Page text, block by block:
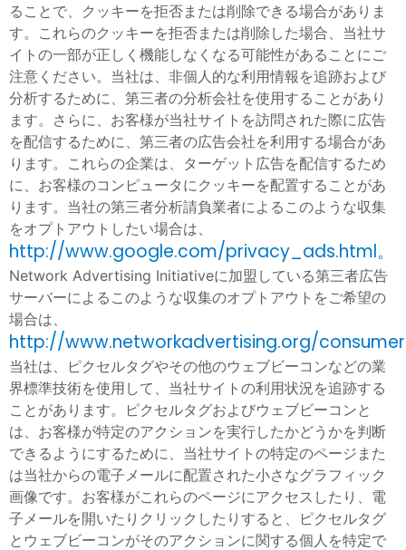
ることで、クッキーを拒否または削除できる場合がありま
す。これらのクッキーを拒否または削除した場合、当社サ
イトの一部が正しく機能しなくなる可能性があることにご
注意ください。当社は、非個人的な利用情報を追跡および
分析するために、第三者の分析会社を使用することがあり
ます。さらに、お客様が当社サイトを訪問された際に広告
を配信するために、第三者の広告会社を利用する場合があ
ります。これらの企業は、ターゲット広告を配信するため
に、お客様のコンピュータにクッキーを配置することがあ
ります。当社の第三者分析請負業者によるこのような収集
をオプトアウトしたい場合は、
http://www.google.com/privacy_ads.html。
Network Advertising Initiativeに加盟している第三者広告
サーバーによるこのような収集のオプトアウトをご希望の
場合は、
http://www.networkadvertising.org/
当社は、ピクセルタグやその他のウェブビーコンなどの業
界標準技術を使用して、当社サイトの利用状況を追跡する
ことがあります。ピクセルタグおよびウェブビーコンと
は、お客様が特定のアクションを実行したかどうかを判断
できるようにするために、当社サイトの特定のページまた
は当社からの電子メールに配置された小さなグラフィック
画像です。お客様がこれらのページにアクセスしたり、電
子メールを開いたりクリックしたりすると、ピクセルタグ
とウェブビーコンがそのアクションに関する個人を特定で